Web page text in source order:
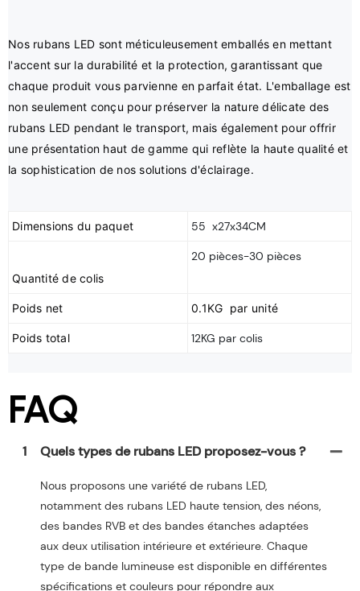
Nos rubans LED sont méticuleusement emballés en mettant
l'accent sur la durabilité et la protection, garantissant que
chaque produit vous parvienne en parfait état. L'emballage est
non seulement conçu pour préserver la nature délicate des
rubans LED pendant le transport, mais également pour offrir
une présentation haut de gamme qui reflète la haute qualité et
Dimensions du paquet 55 x27x34CM
20 pièces-30 pièces
Poids net 0.1KG par unité
Poids total 12KG par colis
FAQ
1 Quels types de rubans LED proposez-vous ?
Nous proposons une variété de rubans LED,
notamment des rubans LED haute tension, des néons,
des bandes RVB et des bandes étanches adaptées
aux deux utilisation intérieure et extérieure. Chaque
type de bande lumineuse est disponible en différentes
spécifications et couleurs pour répondre aux